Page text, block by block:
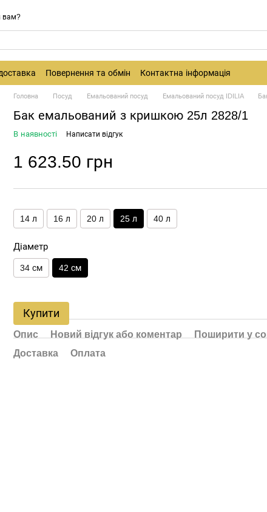
вам?
Повернення та обмін Контактна інформація
Головна Посуд Емальований посуд Емальований посуд IDILIA
Бак емальований з кришкою 25л 2828/1
В наявності
Написати відгук
1 623.50 грн
14 л 16 л 20 л 25 л 40 л
Діаметр
34 см 42 см
Купити
Опис Новий відгук або коментар
Поширити у
Доставка
Оплата